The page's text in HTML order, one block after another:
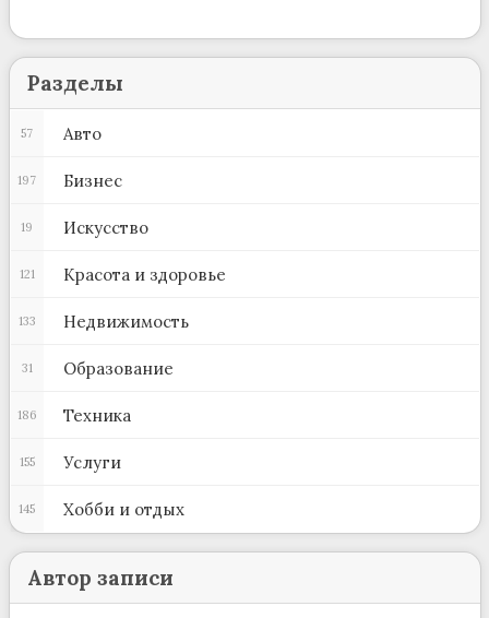
Разделы
Авто
57
Бизнес
197
Искусство
19
Красота и здоровье
121
Недвижимость
133
Образование
31
Техника
186
Услуги
155
Хобби и отдых
145
Автор записи